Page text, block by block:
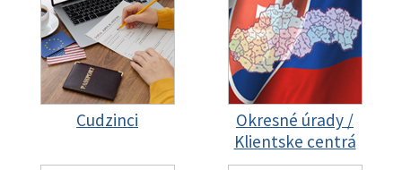
Cudzinci
Okresné úrady /
Klientske centrá